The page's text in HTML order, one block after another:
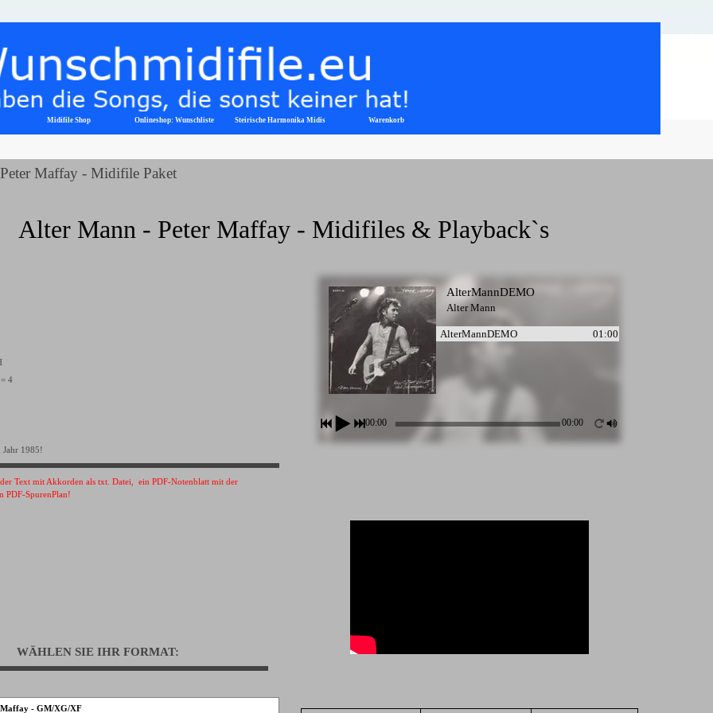
Menü überspringen
Midifile Shop ▼
Onlineshop: Wunschliste Steirische Harmonika Midis ▼
Warenkorb
Maffay - Midifile Paket
Alter Mann - Peter Maffay - Midifiles & Playback`s
AlterMannDEMO
Alter Mann
AlterMannDEMO 01:00
00:00 00:00
4
Jahr 1985!
Text mit Akkorden als txt. Datei, ein PDF-Notenblatt mit der
PDF-SpurenPlan!
WÄHLEN SIE IHR FORMAT:
- GM/XG/XF